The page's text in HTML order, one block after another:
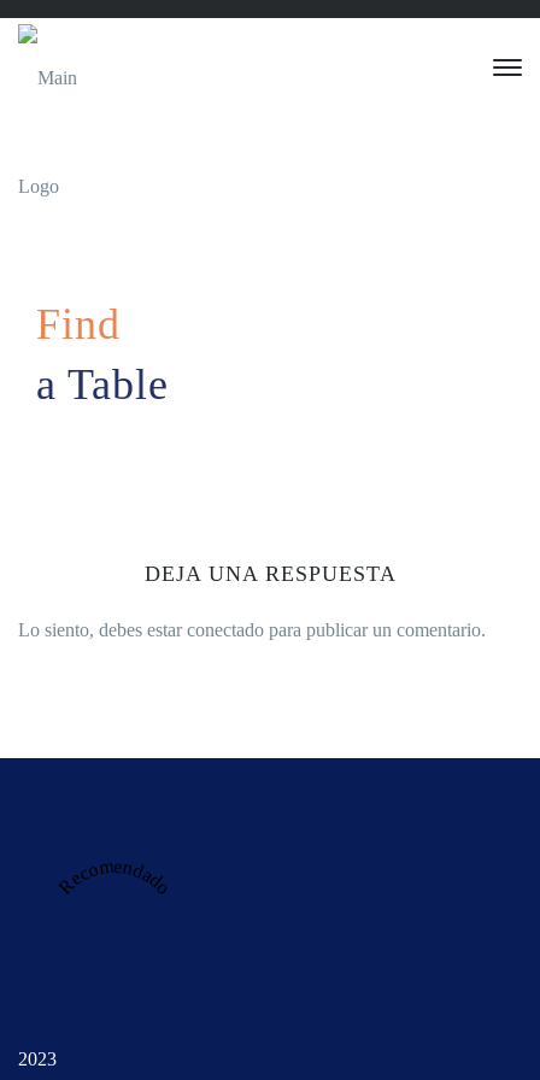
Find
a Table
DEJA UNA RESPUESTA
Lo siento, debes estarconectado para publicar un comentario.
Recomendado
2023